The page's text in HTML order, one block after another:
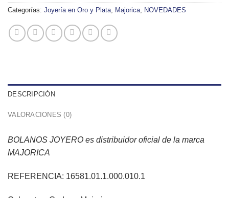
Categorías: Joyería en Oro y Plata, Majorica, NOVEDADES
DESCRIPCIÓN
VALORACIONES (0)
BOLANOS JOYERO es distribuidor oficial de la marca
MAJORICA
REFERENCIA: 16581.01.1.000.010.1